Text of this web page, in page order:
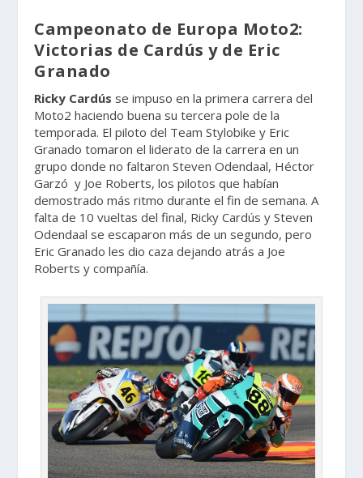
Campeonato de Europa Moto2:
Victorias de Cardús y de Eric
Granado
Ricky Cardús se impuso en la primera carrera del
Moto2 haciendo buena su tercera pole de la
temporada. El piloto del Team Stylobike y Eric
Granado tomaron el liderato de la carrera en un
grupo donde no faltaron Steven Odendaal, Héctor
Garzó y Joe Roberts, los pilotos que habían
demostrado más ritmo durante el fin de semana. A
falta de 10 vueltas del final, Ricky Cardús y Steven
Odendaal se escaparon más de un segundo, pero
Eric Granado les dio caza dejando atrás a Joe
Roberts y compañía.